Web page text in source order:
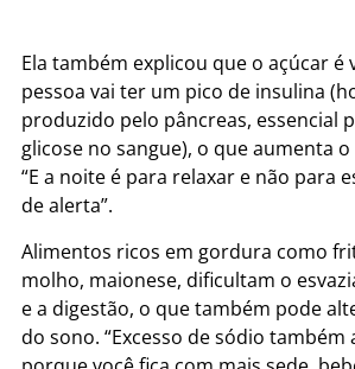
Ela também explicou que o açúcar é
pessoa vai ter um pico de insulina
produzido pelo pâncreas, essencial
glicose no sangue), o que aumenta
“E a noite é para relaxar e não para
de alerta”.
Alimentos ricos em gordura como
molho, maionese, dificultam o
e a digestão, o que também pode
do sono. “Excesso de sódio também